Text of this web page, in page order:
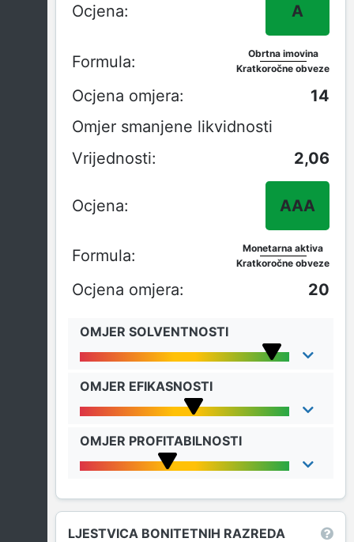
A
Obrtna imovina
Kratkoročne obveze
14
Omjer smanjene likvidnosti
2,06
AAA
Monetarna aktiva
Kratkoročne obveze
20
OMJER SOLVENTNOSTI
OMJER EFIKASNOSTI
OMJER PROFITABILNOSTI
LJESTVICA BONITETNIH RAZREDA